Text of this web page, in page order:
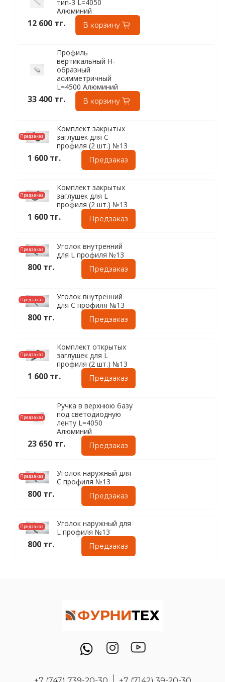
тип-3 L=4050
Алюминий
12 600 тг. В корзину
Профиль
вертикальный Н-
образный
асимметричный
L=4500 Алюминий
33 400 тг. В корзину
Предзаказ
Комплект закрытых
заглушек для C
профиля (2 шт.) №13
1 600 тг. Предзаказ
Предзаказ
Комплект закрытых
заглушек для L
профиля (2 шт.) №13
1 600 тг. Предзаказ
Предзаказ
Уголок внутренний
для L профиля №13
800 тг. Предзаказ
Предзаказ
Уголок внутренний
для C профиля №13
800 тг. Предзаказ
Предзаказ
Комплект открытых
заглушек для L
профиля (2 шт.) №13
1 600 тг. Предзаказ
Предзаказ
Ручка в верхнюю базу
под светодиодную
ленту L=4050
Алюминий
23 650 тг. Предзаказ
Предзаказ
Уголок наружный для
C профиля №13
800 тг. Предзаказ
Предзаказ
Уголок наружный для
L профиля №13
800 тг. Предзаказ
+7 (747) 739-20-30 +7 (7142) 39-20-30